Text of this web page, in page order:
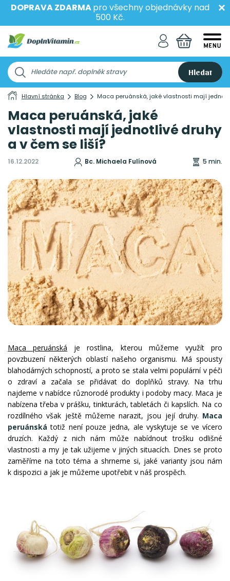
DOPRAVA ZDARMApro všechny objednávky nad
500 Kč.
Hledat
Hlavní stránka Blog Maca peruánská, jaké vlastnosti mají
Maca peruánská, jaké
vlastnosti mají jednotlivé druhy
a v čem se liší?
16.12.2022 Bc. Michaela Fulínová 5 min.
Maca peruánská je rostlina, kterou můžeme využít pro
povzbuzení některých oblastí našeho organismu. Má spousty
blahodárných schopností, a proto se stala velmi populární v péči
o zdraví a začala se přidávat do doplňků stravy. Na trhu
najdeme v nabídce různorodé produkty i podoby macy. Maca je
nabízena třeba v prášku, tinkturách, tabletách či kapslích. Na co
rozdílného však ještě můžeme narazit, jsou její druhy. Maca
peruánskátotiž není pouze jedna, ale vyskytuje se ve vícero
druzích. Každý z nich nám může nabídnout trošku odlišné
vlastnosti a my je tak užijeme v jiných situacích. Dnes se proto
zaměříme na toto téma a shrneme si, jaké varianty jsou nám
k dispozici a jak je můžeme upotřebit v náš prospěch.